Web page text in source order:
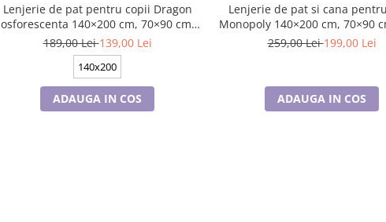
Lenjerie de pat pentru copii Dragon
osforescenta 140×200 cm, 70×90 cm,
Disney, 100% bumbac
189,00 Lei139,00 Lei
140x200
ADAUGA IN COS
Lenjerie de pat si cana
Monopoly 140×200 cm, 70×90 cm,100%
bumbac, HAX048736
259,00 Lei199,00 Lei
ADAUGA IN COS